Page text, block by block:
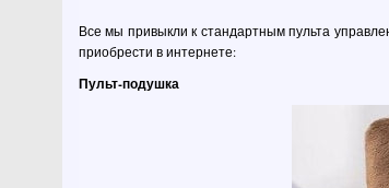
Все мы привыкли к стандартным пульта
приобрести в интернете:
Пульт-подушка